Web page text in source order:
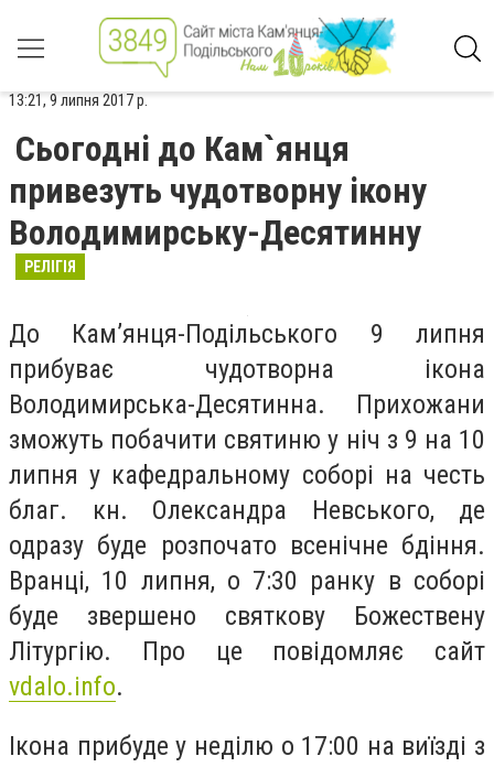
13:21, 9 липня 2017 р.
Сьогодні до Кам`янця
привезуть чудотворну ікону
Володимирську-Десятинну
РЕЛІГІЯ
До Кам’янця-Подільського 9 липня
прибуває чудотворна ікона
Володимирська-Десятинна. Прихожани
зможуть побачити святиню у ніч з 9 на 10
липня у кафедральному соборі на честь
благ. кн. Олександра Невського, де
одразу буде розпочато всенічне бдіння.
Вранці, 10 липня, о 7:30 ранку в соборі
буде звершено святкову Божествену
Літургію. Про це повідомляє сайт
vdalo.info.
Ікона прибуде у неділю о 17:00 на виїзді з